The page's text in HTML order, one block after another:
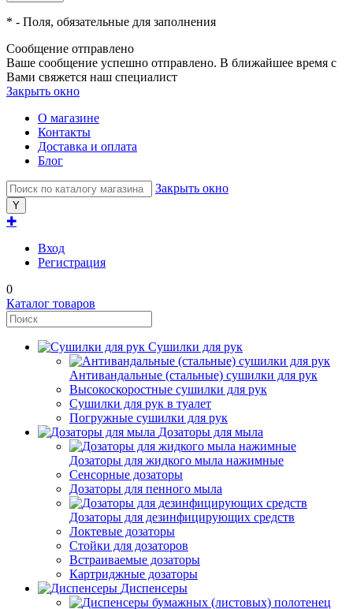
* - Поля, обязательные для заполнения
Сообщение отправлено
Ваше сообщение успешно отправлено. В ближайшее время с
Вами свяжется наш специалист
Закрыть окно
О магазине
Контакты
Доставка и оплата
Блог
Закрыть окно
✚
Вход
Регистрация
0
Каталог товаров
Сушилки для рук
Антивандальные (стальные) сушилки для рук
Высокоскоростные сушилки для рук
Сушилки для рук в туалет
Погружные сушилки для рук
Дозаторы для мыла
Дозаторы для жидкого мыла нажимные
Сенсорные дозаторы
Дозаторы для пенного мыла
Дозаторы для дезинфицирующих средств
Локтевые дозаторы
Стойки для дозаторов
Встраиваемые дозаторы
Картриджные дозаторы
Диспенсеры